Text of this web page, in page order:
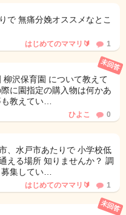
で 無痛分娩オススメなとこ
はじめてのママリ🔰 1
沢保育園 について教えて
に園指定の購入物は何かあ
教えてい…
未回答
ひよこ 0
、水戸市あたりで 小学校低
える場所 知りませんか？ 調
集してい…
はじめてのママリ🔰 1
未回答